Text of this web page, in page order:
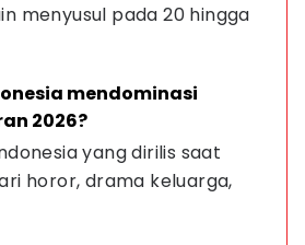
menyusul pada 20 hingga
mendominasi
2026?
yang dirilis saat
horor, drama keluarga,